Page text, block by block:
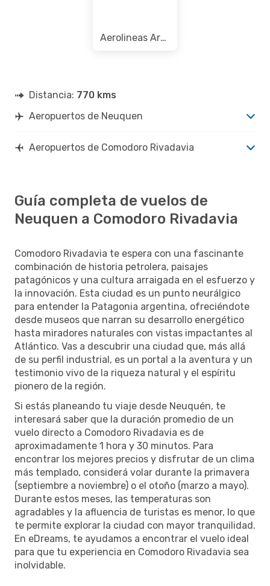
Aerolineas Argentinas
Distancia: 770 kms
Aeropuertos de Neuquen
Aeropuertos de Comodoro Rivadavia
Guía completa de vuelos de
Neuquen a Comodoro Rivadavia
Comodoro Rivadavia te espera con una fascinante
combinación de historia petrolera, paisajes
patagónicos y una cultura arraigada en el esfuerzo y
la innovación. Esta ciudad es un punto neurálgico
para entender la Patagonia argentina, ofreciéndote
desde museos que narran su desarrollo energético
hasta miradores naturales con vistas impactantes al
Atlántico. Vas a descubrir una ciudad que, más allá
de su perfil industrial, es un portal a la aventura y un
testimonio vivo de la riqueza natural y el espíritu
pionero de la región.
Si estás planeando tu viaje desde Neuquén, te
interesará saber que la duración promedio de un
vuelo directo a Comodoro Rivadavia es de
aproximadamente 1 hora y 30 minutos. Para
encontrar los mejores precios y disfrutar de un clima
más templado, considerá volar durante la primavera
(septiembre a noviembre) o el otoño (marzo a mayo).
Durante estos meses, las temperaturas son
agradables y la afluencia de turistas es menor, lo que
te permite explorar la ciudad con mayor tranquilidad.
En eDreams, te ayudamos a encontrar el vuelo ideal
para que tu experiencia en Comodoro Rivadavia sea
inolvidable.